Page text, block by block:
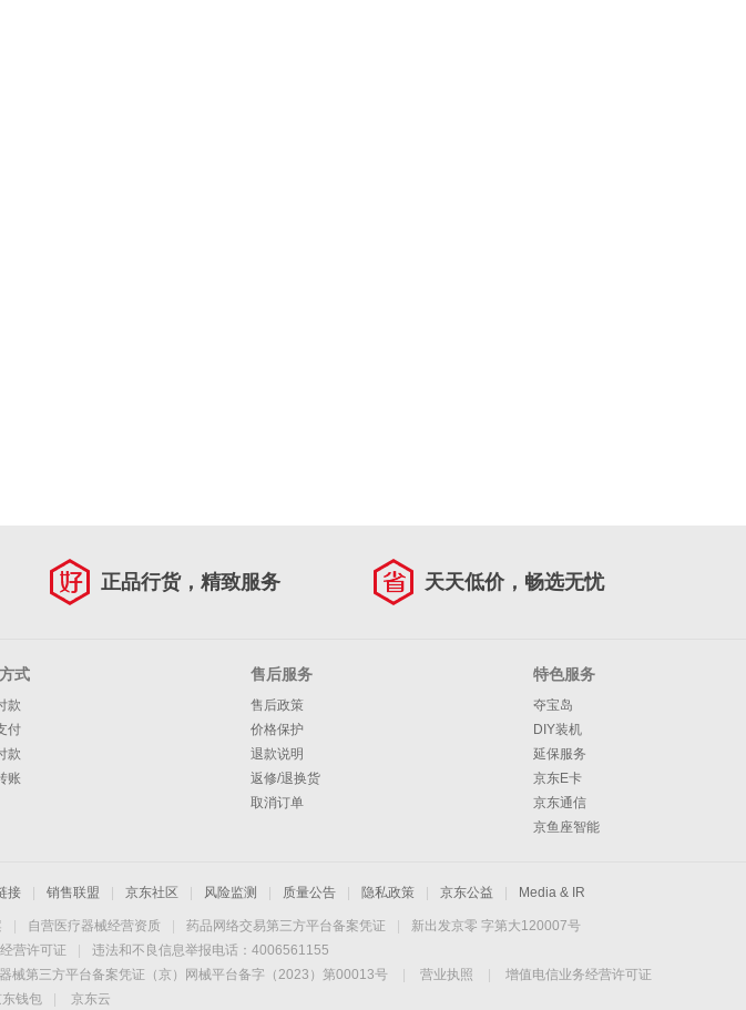
正品行货，精致服务 天天低价，畅选无忧
式
款
付
款
账
售后服务
售后政策
价格保护
退款说明
返修/退换货
取消订单
特色服务
夺宝岛
DIY装机
延保服务
京东E卡
京东通信
京鱼座智能
接 销售联盟 京东社区 风险监测 质量公告 隐私政策 京东公益 Media & IR
自营医疗器械经营资质 药品网络交易第三方平台备案凭证
新出发京零 字第大120007号
营许可证
违法和不良信息举报电话：4006561155
械第三方平台备案凭证（京）网械平台备字（2023）第00013号 营业执照
增值电信业务经营许可证
东钱包 京东云